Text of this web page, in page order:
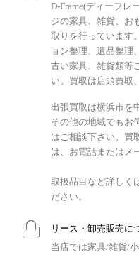
D-Frame(ディーフレ
ジの家具、雑貨、お
取りを行っています
ョン整理、遺品整理
古い家具、雑貨類等
い。買取は店頭買取
出張買取は横浜市を
その他の地域でもお
はご相談下さい。買
は、お電話またはメ
取扱品目など詳しく
ださい。
リース・卸売販売に
当店では家具/雑貨/